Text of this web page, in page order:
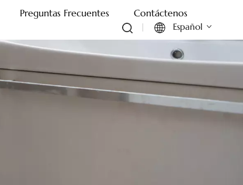
Preguntas Frecuentes Contáctenos
Español
Français